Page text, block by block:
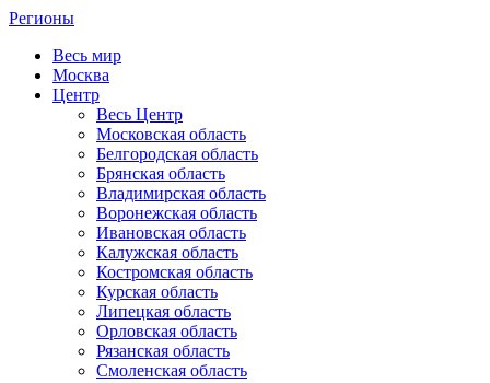
Регионы
Весь мир
Москва
Центр
Весь Центр
Московская область
Белгородская область
Брянская область
Владимирская область
Воронежская область
Ивановская область
Калужская область
Костромская область
Курская область
Липецкая область
Орловская область
Рязанская область
Смоленская область